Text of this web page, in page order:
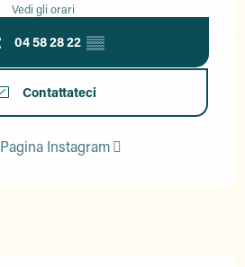
Vedi gli orari
04 58 28 22 ▒▒
Contattateci
Pagina Instagram